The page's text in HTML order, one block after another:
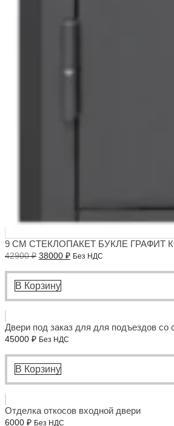
9 СМ СТЕКЛОПАКЕТ БУКЛЕ ГРАФИТ
42900₽ Первоначальная
составляла
42900 ₽.
38000 ₽Текущая
38000 ₽.
Без НДС
В Корзину
Двери под заказ для для подъездов со
45000 ₽ Без НДС
В Корзину
Отделка откосов входной двери
6000 ₽ Без НДС